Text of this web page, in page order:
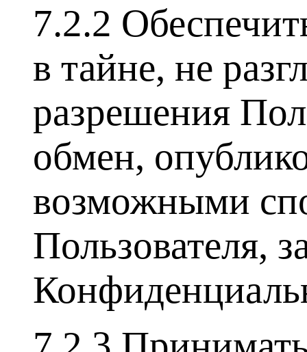
7.2.2
в тайне, не
разрешения
обмен,
возможными
Пользователя,